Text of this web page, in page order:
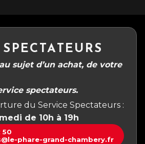
sujet d’un achat, de votre
spectateurs.
du Service Spectateurs :
de 10h à 19h
50
phare-grand-chambery.fr